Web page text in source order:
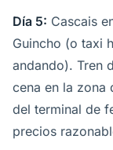
Día 5: Cascais
Guincho (o taxi
andando). Tren
cena en la zona
del terminal de
precios